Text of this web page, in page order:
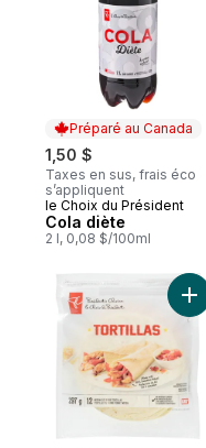
Préparé au Canada
1,50 $
Taxes en sus, frais éco
s’appliquent
Préparé au Canada
le Choix du Président
Cola diète
2 l, 0,08 $/100ml